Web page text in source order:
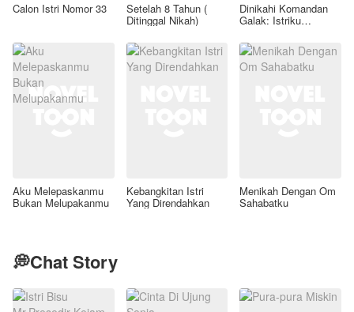
Calon Istri Nomor 33 Setelah 8 Tahun (
Ditinggal Nikah)
Dinikahi Komandan
Galak: Istriku
Aku Melepaskanmu
Bukan Melupakanmu
Kebangkitan Istri
Yang Direndahkan
Menikah Dengan Om
Sahabatku
💭Chat Story